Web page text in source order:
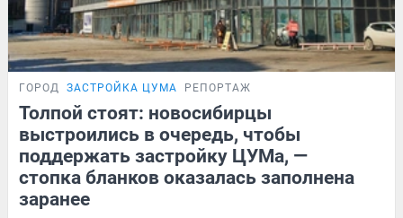
ГОРОД ЗАСТРОЙКА ЦУМА РЕПОРТАЖ
Толпой стоят: новосибирцы
выстроились в очередь, чтобы
поддержать застройку ЦУМа, —
стопка бланков оказалась заполнена
заранее